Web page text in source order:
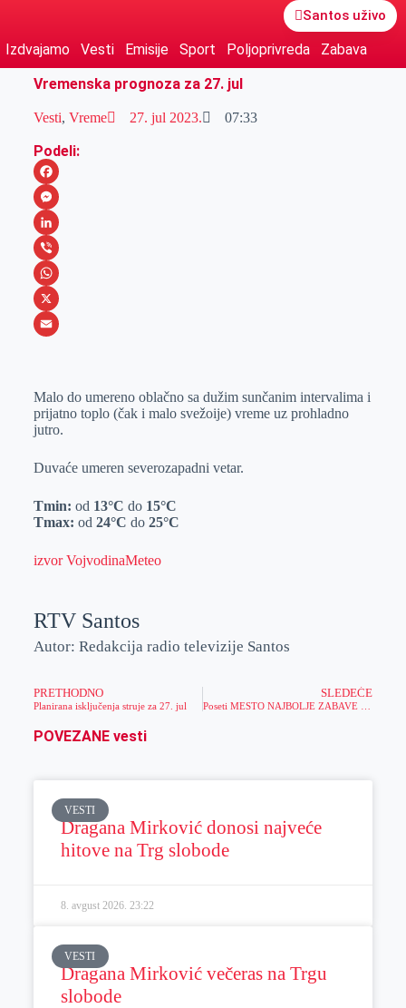
Santos uživo
Izdvajamo Vesti Emisije Sport Poljoprivreda
Zabava
Vremenska prognoza za 27. jul
Vesti, Vreme 27. jul 2023. 07:33
Podeli:
F
a
c
e
b
o
M
e
s
s
e
e
r
L
i
n
k
I
n
V
i
b
W
h
s
A
p
X
a
i
Malo do umereno oblačno sa dužim sunčanim intervalima i
prijatno toplo (čak i malo svežoije) vreme uz prohladno
jutro.
Duvaće umeren severozapadni vetar.
Tmin: od 13°C do 15°C
Tmax: od 24°C do 25°C
izvor VojvodinaMeteo
RTV Santos
Autor: Redakcija radio televizije Santos
PRETHODNO
Planirana isključenja struje za 27. jul
SLEDEĆE
POVEZANE vesti
VESTI
Dragana Mirković donosi najveće
hitove na Trg slobode
8. avgust 2026. 23:22
VESTI
Dragana Mirković večeras na Trgu
slobode